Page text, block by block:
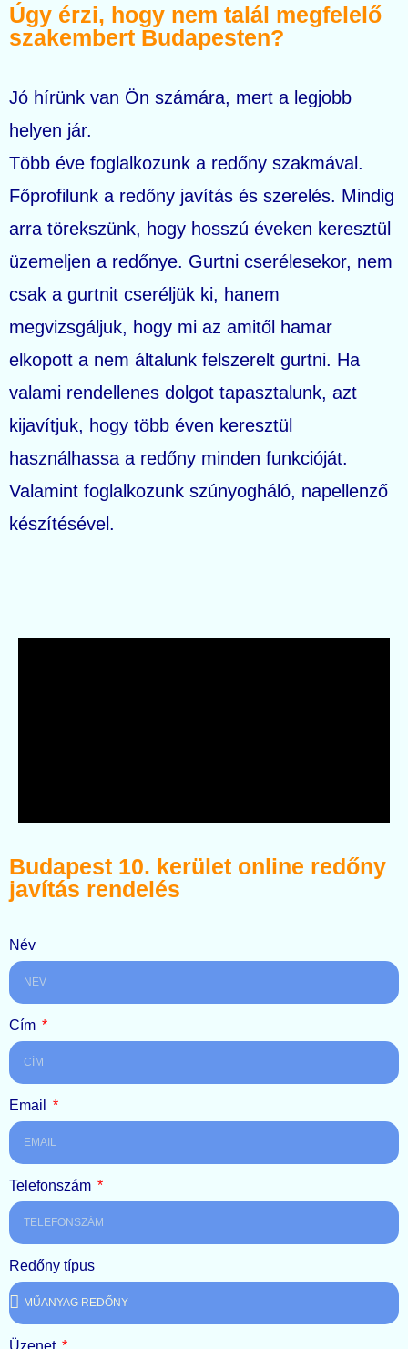
Úgy érzi, hogy nem talál megfelelő
szakembert Budapesten?
Jó hírünk van Ön számára, mert a legjobb
helyen jár.
Több éve foglalkozunk a redőny szakmával.
Főprofilunk a redőny javítás és szerelés. Mindig
arra törekszünk, hogy hosszú éveken keresztül
üzemeljen a redőnye. Gurtni cserélesekor, nem
csak a gurtnit cseréljük ki, hanem
megvizsgáljuk, hogy mi az amitől hamar
elkopott a nem általunk felszerelt gurtni. Ha
valami rendellenes dolgot tapasztalunk, azt
kijavítjuk, hogy több éven keresztül
használhassa a redőny minden funkcióját.
Valamint foglalkozunk szúnyogháló, napellenző
készítésével.
Budapest 10. kerület online redőny
javítás rendelés
Név
Cím
Email
Telefonszám
Redőny típus
Üzenet